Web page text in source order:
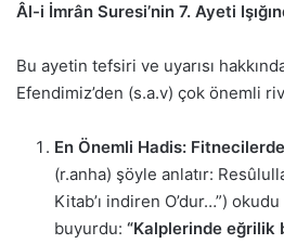
Âl-i İmrân Suresi’nin 7. Ayeti
Bu ayetin tefsiri ve uyarısı
Efendimiz’den (s.a.v) çok önemli
En Önemli Hadis:
(r.anha) şöyle anlatır:
Kitab’ı indiren O’dur…”)
buyurdu: “Kalplerinde eğrilik